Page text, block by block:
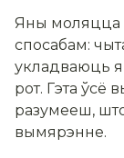
Яны моляцца
спосабам:
укладваюць
рот. Гэта ўсё
разумееш, што
вымярэнне.